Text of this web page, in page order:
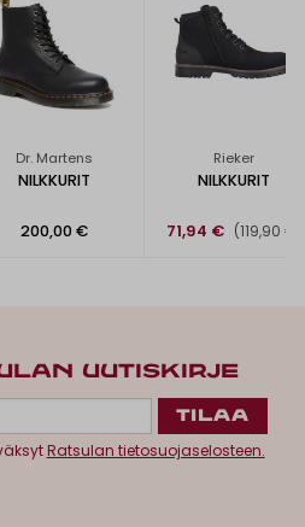
Dr. Martens
NILKKURIT
200,00 €
Rieker
NILKKURIT
71,94 € (119,90 €)
UUTISKIRJE
Ratsulan tietosuojaselosteen.